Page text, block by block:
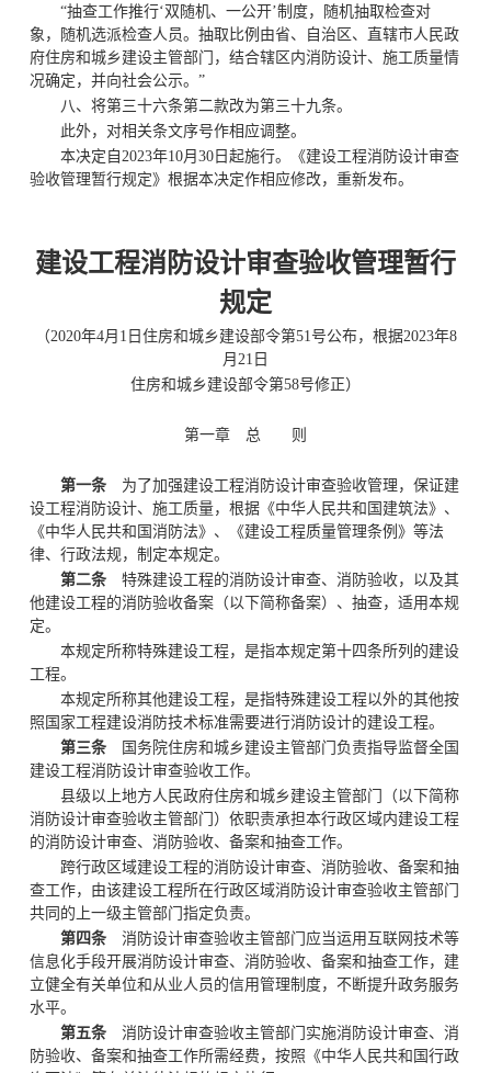
“抽查工作推行‘双随机、一公开’制度，随机抽取检查对
象，随机选派检查人员。抽取比例由省、自治区、直辖市人民政
府住房和城乡建设主管部门，结合辖区内消防设计、施工质量情
况确定，并向社会公示。”
八、将第三十六条第二款改为第三十九条。
此外，对相关条文序号作相应调整。
本决定自2023年10月30日起施行。《建设工程消防设计审查
验收管理暂行规定》根据本决定作相应修改，重新发布。
建设工程消防设计审查验收管理暂行
规定
（2020年4月1日住房和城乡建设部令第51号公布，根据2023年8
月21日
住房和城乡建设部令第58号修正）
第一章 总 则
第一条 为了加强建设工程消防设计审查验收管理，保证建
设工程消防设计、施工质量，根据《中华人民共和国建筑法》、
《中华人民共和国消防法》、《建设工程质量管理条例》等法
律、行政法规，制定本规定。
第二条 特殊建设工程的消防设计审查、消防验收，以及其
他建设工程的消防验收备案（以下简称备案）、抽查，适用本规
定。
本规定所称特殊建设工程，是指本规定第十四条所列的建设
工程。
本规定所称其他建设工程，是指特殊建设工程以外的其他按
照国家工程建设消防技术标准需要进行消防设计的建设工程。
第三条 国务院住房和城乡建设主管部门负责指导监督全国
建设工程消防设计审查验收工作。
县级以上地方人民政府住房和城乡建设主管部门（以下简称
消防设计审查验收主管部门）依职责承担本行政区域内建设工程
的消防设计审查、消防验收、备案和抽查工作。
跨行政区域建设工程的消防设计审查、消防验收、备案和抽
查工作，由该建设工程所在行政区域消防设计审查验收主管部门
共同的上一级主管部门指定负责。
第四条 消防设计审查验收主管部门应当运用互联网技术等
信息化手段开展消防设计审查、消防验收、备案和抽查工作，建
立健全有关单位和从业人员的信用管理制度，不断提升政务服务
水平。
第五条 消防设计审查验收主管部门实施消防设计审查、消
防验收、备案和抽查工作所需经费，按照《中华人民共和国行政